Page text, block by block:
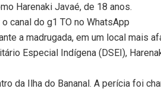
Harenaki Javaé, de 18 anos.
canal do g1 TO no WhatsApp
a madrugada, em um local mais
Especial Indígena (DSEI),
da Ilha do Bananal. A perícia foi